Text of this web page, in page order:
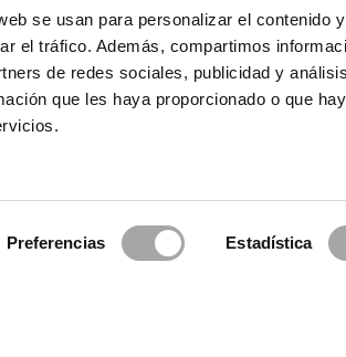
se usan para personalizar el contenido
el tráfico. Además, compartimos
de redes sociales, publicidad y
que les haya proporcionado o que
Preferencias Estadística
COMPANY
2026 Rosa Clará | Since 1995